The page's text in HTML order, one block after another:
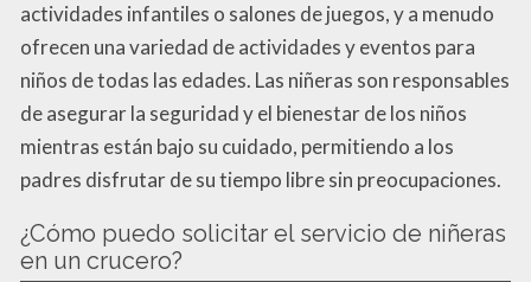
actividades infantiles o salones de juegos, y a menudo
ofrecen una variedad de actividades y eventos para
niños de todas las edades. Las niñeras son responsables
de asegurar la seguridad y el bienestar de los niños
mientras están bajo su cuidado, permitiendo a los
padres disfrutar de su tiempo libre sin preocupaciones.
¿Cómo puedo solicitar el servicio de niñeras
en un crucero?